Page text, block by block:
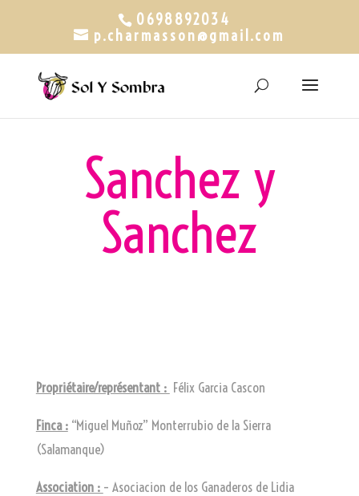
0698892034
p.charmasson@gmail.com
Sanchez y
Sanchez
Propriétaire/représentant : Félix Garcia Cascon
Finca :“Miguel Muñoz” Monterrubio de la Sierra
(Salamanque)
Association : – Asociacion de los Ganaderos de Lidia